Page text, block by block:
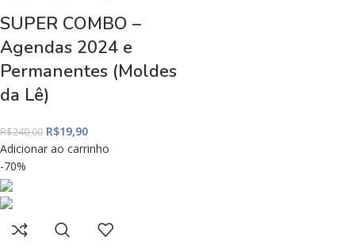
SUPER COMBO –
Agendas 2024 e
Permanentes (Moldes
da Lê)
R$240,00 R$19,90
Adicionar ao carrinho
-70%